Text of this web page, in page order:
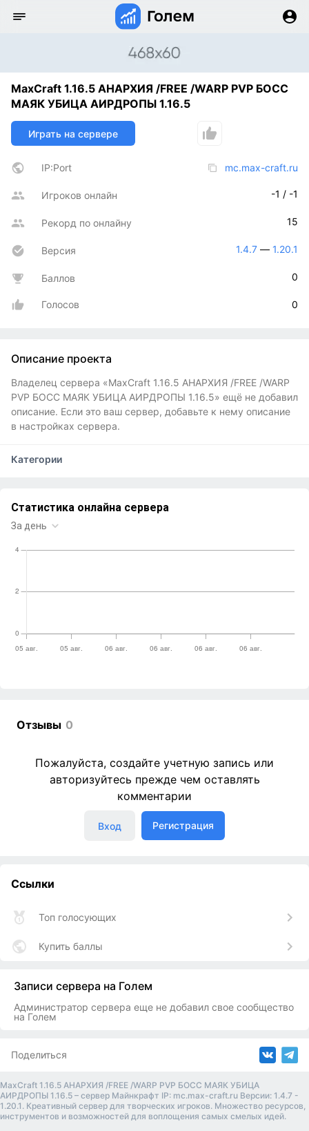
MaxCraft 1.16.5 АНАРХИЯ /FREE /WARP PVP БОСС
МАЯК УБИЦА АИРДРОПЫ 1.16.5
Играть на сервере
IP:Port mc.max-craft.ru
Игроков онлайн -1 / -1
Рекорд по онлайну 15
Версия 1.4.7 — 1.20.1
Баллов 0
Голосов 0
Описание проекта
Владелец сервера «MaxCraft 1.16.5 АНАРХИЯ /FREE /WARP
PVP БОСС МАЯК УБИЦА АИРДРОПЫ 1.16.5» ещё не добавил
описание. Если это ваш сервер, добавьте к нему описание
в настройках сервера.
Категории
Отзывы 0
Пожалуйста, создайте учетную запись или
авторизуйтесь прежде чем оставлять
комментарии
Вход Регистрация
Ссылки
Топ голосующих
Купить баллы
Записи сервера на Голем
Администратор сервера еще не добавил свое сообщество
на Голем
Поделиться
MaxCraft 1.16.5 АНАРХИЯ /FREE /WARP PVP БОСС МАЯК УБИЦА
АИРДРОПЫ 1.16.5 – сервер Майнкрафт IP: mc.max-craft.ru Версии: 1.4.7 -
1.20.1. Креативный сервер для творческих игроков. Множество ресурсов,
инструментов и возможностей для воплощения самых смелых идей.